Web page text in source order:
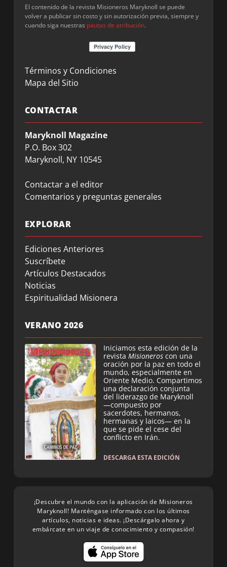
El contenido de la revista Misioneros Maryknoll se puede
volver a publicar sin costo y sin autorización previa, siempre y
cuando siga nuestras pautas de atribución.
Términos y Condiciones
Mapa del Sitio
CONTACTAR
Maryknoll Magazine
P.O. Box 302
Maryknoll, NY 10545
Contactar a el editor
Comentarios y preguntas generales
EXPLORAR
Ediciones Anteriores
Suscríbete
Artículos Destacados
Noticias
Espiritualidad Misionera
VERANO 2026
Iniciamos esta edición de la
revista Misioneros con una
oración por la paz en todo el
mundo, especialmente en
Oriente Medio. Compartimos
una declaración conjunta
del liderazgo de Maryknoll
—compuesto por
sacerdotes, hermanos,
hermanas y laicos— en la
que se pide el cese del
conflicto en Irán.
DESCARGA ESTA EDICIÓN
¡Descubre el mundo con la aplicación de Misioneros
Maryknoll! Manténgase informado con los últimos
artículos, noticias e ideas. ¡Descárgalo ahora y
embárcate en un viaje de conocimiento y compasión!